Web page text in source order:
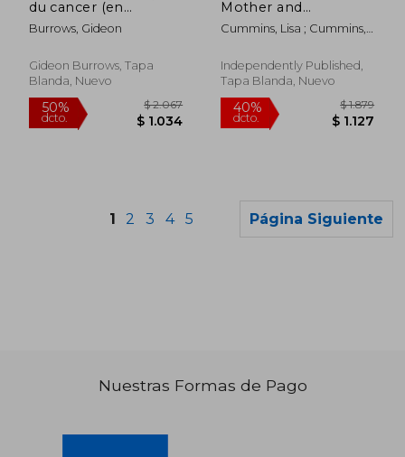
$ 2.388 50%
du cancer (en
Francés)
Burrows, Gideon
Gideon Burrows, Tapa
Blanda, Nuevo
Mother and
Daughter's Journey
of Love, Loss and
Again (en Inglés)
Cummins, Lisa ; Cummins,
Independently Published,
Tapa Blanda, Nuevo
1 2 3 4 5 Página Siguiente
Nuestras Formas de Pago